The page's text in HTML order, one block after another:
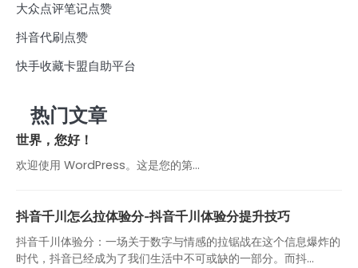
大众点评笔记点赞
抖音代刷点赞
快手收藏卡盟自助平台
热门文章
世界，您好！
欢迎使用 WordPress。这是您的第…
抖音千川怎么拉体验分-抖音千川体验分提升技巧
抖音千川体验分：一场关于数字与情感的拉锯战在这个信息爆炸的
时代，抖音已经成为了我们生活中不可或缺的一部分。而抖...